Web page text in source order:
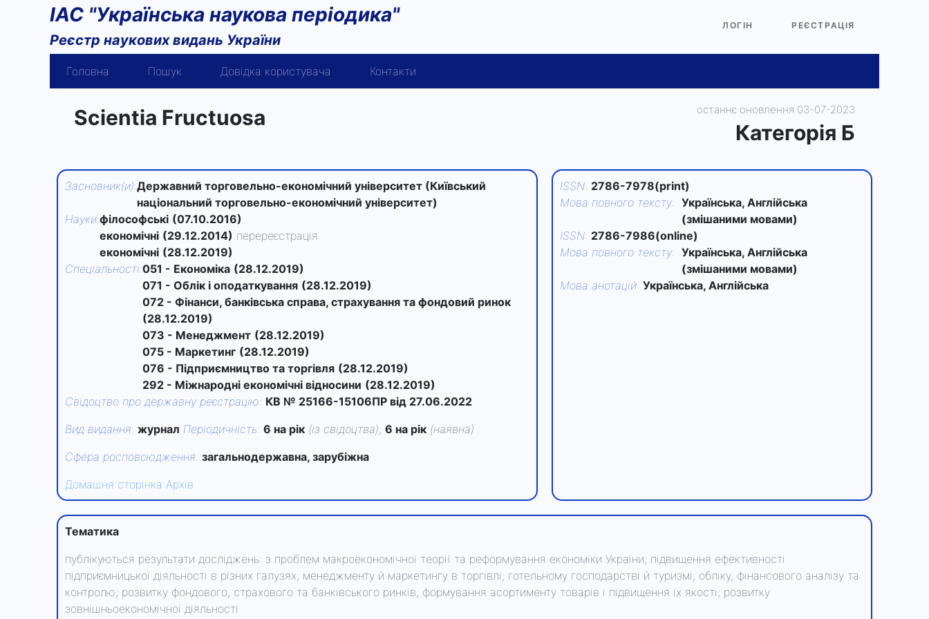
ІАС "Українська наукова періодика"
Реєстр наукових видань України
ЛОГІН РЕЄСТРАЦІЯ
Головна Пошук Довідка користувача Контакти
Scientia Fructuosa останнє оновлення 03-07-2023
Категорiя Б
Засновник(и):Державний торговельно-економічний університет (Київський
національний торговельно-економічний університет)
Науки:філософські (07.10.2016)
економічні (29.12.2014) перереєстрація
економічні (28.12.2019)
Спеціальності:051 - Економіка (28.12.2019)
071 - Облік і оподаткування (28.12.2019)
072 - Фінанси, банківська справа, страхування та фондовий ринок
(28.12.2019)
073 - Менеджмент (28.12.2019)
075 - Маркетинг (28.12.2019)
076 - Підприємництво та торгівля (28.12.2019)
292 - Міжнародні економічні відносини (28.12.2019)
Свідоцтво про державну реєстрацію: КВ № 25166-15106ПР від 27.06.2022
Вид видання: журнал Періодичність: 6 на рік (із свідоцтва); 6 на рік (наявна)
Сфера росповсюдження: загальнодержавна, зарубіжна
Домашня сторінка Архів
ISSN: 2786-7978(print)
Мова повного тексту: Українська, Англійська
(змішаними мовами)
ISSN: 2786-7986(online)
Мова повного тексту: Українська, Англійська
(змішаними мовами)
Мова анотацій: Українська, Англійська
Тематика
публікуються результати досліджень: з проблем макроекономічної теорії та реформування економіки України; підвищення ефективності
підприємницької діяльності в різних галузях; менеджменту й маркетингу в торгівлі, готельному господарстві й туризмі; обліку, фінансового аналізу та
контролю; розвитку фондового, страхового та банківського ринків; формування асортименту товарів і підвищення їх якості; розвитку
зовнішньоекономічної діяльності